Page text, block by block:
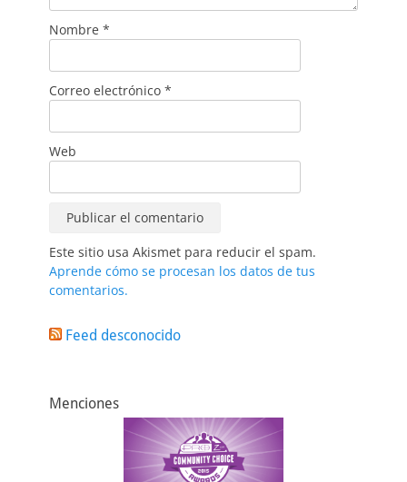
Nombre *
Correo electrónico *
Web
Este sitio usa Akismet para reducir el spam.
Aprende cómo se procesan los datos de tus
comentarios.
Feed desconocido
Menciones